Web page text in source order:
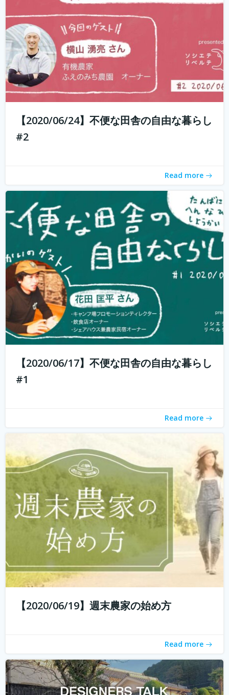
【2020/06/24】不便な田舎の自由な暮らし
#2
Read more
もしかして田舎のことを、遠いしコンビニないし仕事も無
いし、なんて思ってませんか？ 兵庫県丹波地域は「都会に
近い田舎」、住んでみるとあんがい不便を感じない。い
や、むしろ不便を楽しみ、自由に生きている人たちがい
る。 「不便な田舎の自由な暮らし」...続きを読む
【2020/06/17】不便な田舎の自由な暮らし
#1
Read more
週末農業とは、サラリーマンやOLなど本業を持っている人
が、週末だけ農業をすることです。 仕事を持っていても気
軽に農業体験ができます。 週末農業のメリットは、採れた
ての野菜を食べられること、そして心と体が自然に癒され
【2020/06/19】週末農家の始め方
Read more
エイイチです。オイシクタベルラボというコミュニケーシ
ョンデザインを主体としたあらゆるコトをデザインしてい
こうと動いています。 普段からいろんなものをデザインし
ていますが、これから先いままでデザインとはまったく関
わりのなかった人たちもデザイン...続きを読む